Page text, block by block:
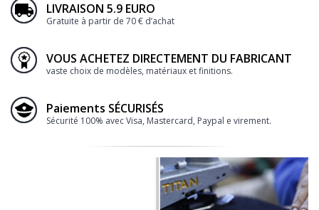
LIVRAISON 5.9 EURO
Gratuite à partir de 70 € d’achat
VOUS ACHETEZ DIRECTEMENT DU FABRICANT
vaste choix de modèles, matériaux et finitions.
Paiements SÉCURISÉS
Sécurité 100% avec Visa, Mastercard, Paypal e virement.